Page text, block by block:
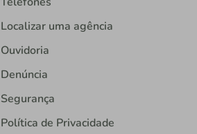
Localizar uma agência
Ouvidoria
Denúncia
Segurança
Política de Privacidade